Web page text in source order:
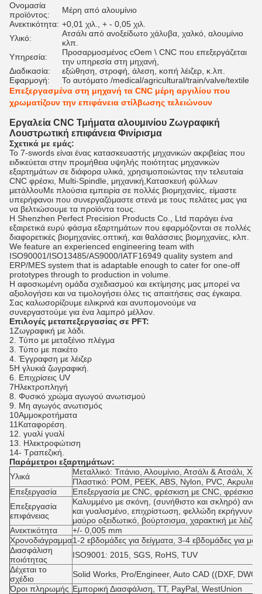
Ονομασία
προϊόντος:
Μέρη από αλουμίνιο
Ανεκτικότητα: +0,01 χιλ., + - 0,05 χιλ.
Υλικό:
Ατσάλι από ανοξείδωτο χάλυβα, χαλκό, αλουμίνιο
κλπ.
Υπηρεσία:
Προσαρμοσμένος cOem \ CNC που επεξεργάζεται
την υπηρεσία στη μηχανή,
Διαδικασία:
εξώθηση, στροφή, άλεση, κοπή λέιζερ, κ.λπ.
Εφαρμογή:
Το αυτόματο /medical/agricultural/train/valve/textile
Επεξεργασμένα στη μηχανή τα CNC μέρη αργιλίου που
χρωματίζουν την επιφάνεια στίλβωσης τελειώνουν
Εργαλεία CNC Τμήματα αλουμινίου Ζωγραφική
Λουστρωτική επιφάνεια Φινίρισμα
Σχετικά με εμάς:
Το 7-swords είναι ένας κατασκευαστής μηχανικών ακριβείας που
ειδικεύεται στην προμήθεια υψηλής ποιότητας μηχανικών
εξαρτημάτων σε διάφορα υλικά, χρησιμοποιώντας την τελευταία
CNC φρέσκι, Multi-Spindle, μηχανική,Κατασκευή φύλλων
μετάλλουΜε πλούσια εμπειρία σε πολλές βιομηχανίες, είμαστε
υπερήφανοι που συνεργαζόμαστε στενά με τους πελάτες μας για
να βελτιώσουμε τα προϊόντα τους.
Η Shenzhen Perfect Precision Products Co., Ltd παράγει ένα
εξαιρετικά ευρύ φάσμα εξαρτημάτων που εφαρμόζονται σε πολλές
διαφορετικές βιομηχανίες.οπτική, και θαλάσσιες βιομηχανίες, κλπ.
We feature an experienced engineering team with
ISO90001/ISO13485/AS9000/IATF16949 quality system and
ERP/MES system that is adaptable enough to cater for one-off
prototypes through to production in volume.
Η αφοσιωμένη ομάδα σχεδιασμού και εκτίμησης μας μπορεί να
αξιολογήσει και να τιμολογήσει όλες τις απαιτήσεις σας έγκαιρα.
Σας καλωσορίζουμε ειλικρινά και ανυπομονούμε να
συνεργαστούμε για ένα λαμπρό μέλλον.
Επιλογές μεταπεξεργασίας σε PFT:
1Ζωγραφική με λάδι.
2. Τύπο με μεταξένιο πλέγμα
3. Τύπο με πακέτο
4. Έγγραφση με λέιζερ
5Η γλυκιά ζωγραφική.
6. Επιχρίσεις UV
7Ηλεκτροπληγή
8. Φυσικό χρώμα αγωγού ανωτισμού
9. Μη αγωγός ανωτισμός
10Αμμοκροτήματα
11Καταφορέση.
12. γυαλί γυαλί
13. Ηλεκτροφώτιση
14- Τραπεζική.
Παράμετροι εξαρτημάτων:
Υλικά
Μεταλλικό: Τιτάνιο, Αλουμίνιο, Ατσάλι & Ατσάλι,
Πλαστικό: POM, PEEK, ABS, Nylon, PVC,
Επεξεργασία
Επεξεργασία με CNC, φρέσκιση με CNC, φρέσκιση
Επεξεργασία
επιφάνειας
Καλυμμένο με σκόνη, (συνήθιστο και σκληρό)
και γυαλισμένο, επιχρίστωση, φελλώδη
μαύρο οξειδωτικό, βούρτσισμα, χαρακτική με λέιζερ
Ανεκτικότητα
+/- 0,005 mm
Χρονοδιάγραμμα1-2 εβδομάδες για δείγματα, 3-4 εβδομάδες για
Διασφάλιση
ποιότητας
ISO9001: 2015, SGS, RoHS, TUV
Δέχεται το
σχέδιο
Solid Works, Pro/Engineer, Auto CAD ((DXF,
Όροι πληρωμής Εμπορική Διασφάλιση, TT, PayPal, WestUnion